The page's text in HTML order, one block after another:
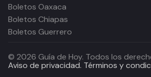
Boletos Oaxaca
Boletos Chiapas
Boletos Guerrero
© 2026 Guía de Hoy. Todos los
Aviso de privacidad. Términos y